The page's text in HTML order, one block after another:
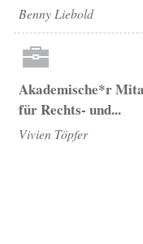
Benny Liebold
Akademische*r
für Rechts- und...
Vivien Töpfer